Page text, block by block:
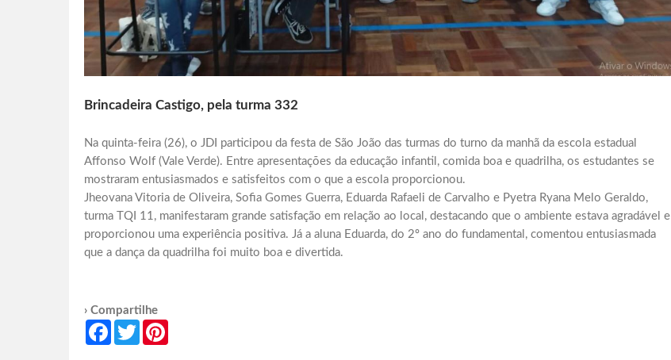
Brincadeira Castigo, pela turma 332
Na quinta-feira (26), o JDI participou da festa de São João das turmas do turno da manhã da escola estadual
Affonso Wolf (Vale Verde). Entre apresentações da educação infantil, comida boa e quadrilha, os estudantes se
mostraram entusiasmados e satisfeitos com o que a escola proporcionou.
Jheovana Vitoria de Oliveira, Sofia Gomes Guerra, Eduarda Rafaeli de Carvalho e Pyetra Ryana Melo Geraldo,
turma TQI 11, manifestaram grande satisfação em relação ao local, destacando que o ambiente estava agradável e
proporcionou uma experiência positiva. Já a aluna Eduarda, do 2º ano do fundamental, comentou entusiasmada
que a dança da quadrilha foi muito boa e divertida.
› Compartilhe
FacebookTwitter